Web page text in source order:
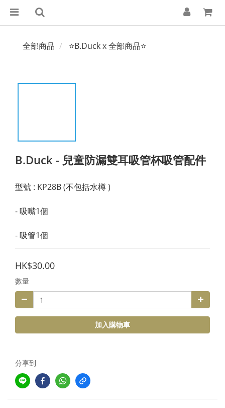
全部商品 ⭐B.Duck x 全部商品⭐
B.Duck - 兒童防漏雙耳吸管杯吸管配件
型號 : KP28B (不包括水樽 )
- 吸嘴1個
- 吸管1個
HK$30.00
數量
加入購物車
分享到